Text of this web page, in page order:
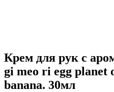
Крем для рук с
gi meo ri egg planet
banana. 30мл